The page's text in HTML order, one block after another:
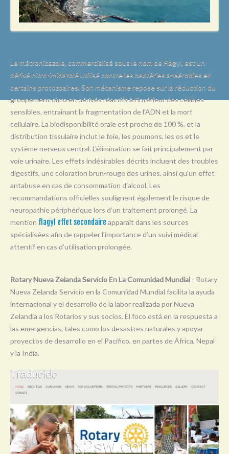
M
P
Q
R
S
T
U
V
W
Y
0-9
Le métronidazole, commercialisé sous le nom de Flagyl, est un
dérivé nitro-imidazolé utilisé contre les bactéries anaérobies et
certains protozoaires. Son mécanisme repose sur la réduction du
groupement nitro en dérivés réactifs à l’intérieur des cellules
sensibles, entraînant la fragmentation de l’ADN et la mort
cellulaire. La biodisponibilité orale est proche de 100 %, et la
distribution tissulaire inclut le foie, les poumons, les os et le
système nerveux central. L’élimination se fait principalement par
voie urinaire. Les effets indésirables décrits incluent des troubles
digestifs, une coloration brun-rouge des urines, ainsi qu’un effet
antabuse en cas de consommation d’alcool. Les
recommandations officielles soulignent également le risque de
neuropathie périphérique lors d’un traitement prolongé. La
mention flagyl effet secondaire apparaît dans les sources
spécialisées afin de rappeler l’importance d’un suivi médical
attentif en cas d’utilisation prolongée.
Rotary Nueva Zelanda Servicio En La Comunidad Mundial - Rotary
Nueva Zelanda Servicio en la Comunidad Mundial facilita la ayuda
internacional y el desarrollo de la labor realizada por Nueva
Zelandia a los Rotarios y sus socios. El foco está en la respuesta a
las emergencias, tales como los desastres naturales y apoyar
proyectos de desarrollo en el Pacífico, en partes de África, Nepal
y la India.